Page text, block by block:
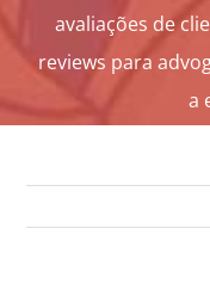
NEWS
SOBRE
A MINHA CONTA
SEARCH
avaliações de
reviews para
a